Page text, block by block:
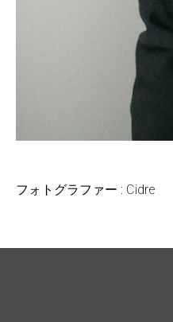
フォトグラファー : Cidre